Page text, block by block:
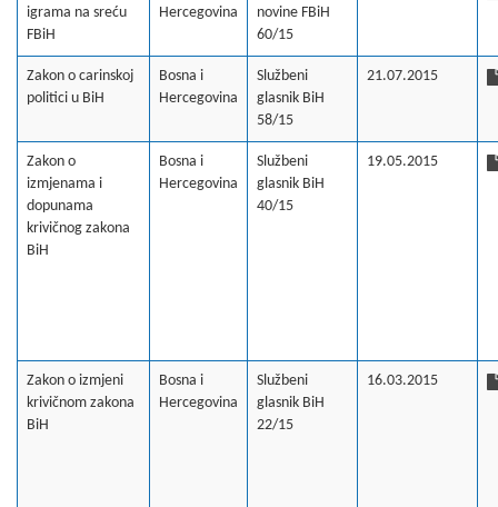
igrama na sreću
FBiH
Hercegovina
novine FBiH
60/15
Zakon o carinskoj
politici u BiH
Bosna i
Hercegovina
Službeni
glasnik BiH
58/15
21.07.2015
Zakon o
izmjenama i
dopunama
krivičnog zakona
BiH
Bosna i
Hercegovina
Službeni
glasnik BiH
40/15
19.05.2015
Zakon o izmjeni
krivičnom zakona
BiH
Bosna i
Hercegovina
Službeni
glasnik BiH
22/15
16.03.2015